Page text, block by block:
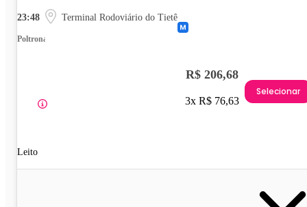
23:48 Terminal Rodoviário do Tietê
Poltrona
Leito
R$ 206,68
3x R$ 76,63
Selecionar